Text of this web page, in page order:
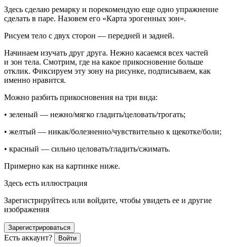
Здесь сделаю ремарку и порекомендую еще одно упражнение
сделать в паре. Назовем его «Карта эрогенных зон».
Рисуем тело с двух сторон — передней и задней.
Начинаем изучать друг друга. Нежно касаемся всех частей
и зон тела. Смотрим, где на какое прикосновение больше
отклик. Фиксируем эту зону на рисунке, подписываем, как
именно нравится.
Можно разбить прикосновения на три вида:
• зеленый — нежно/мягко гладить/целовать/трогать;
• желтый — никак/болезненно/чувствительно к щекотке/боли;
• красный — сильно целовать/гладить/сжимать.
Примерно как на картинке ниже.
Здесь есть иллюстрация
Зарегистрируйтесь или войдите, чтобы увидеть ее и другие
изображения
Зарегистрироваться
Есть аккаунт? Войти